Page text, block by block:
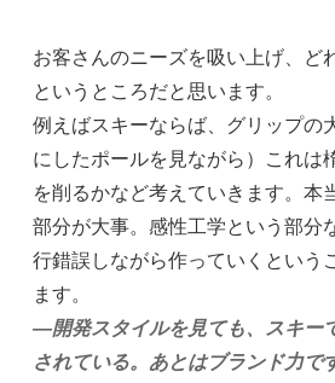
お客さんのニーズを吸い上げ、ど
というところだと思います。
例えばスキーならば、グリップの
にしたポールを見ながら）これは
を削るかなど考えていきます。本
部分が大事。感性工学という部分
行錯誤しながら作っていくという
ます。
―開発スタイルを見ても、スキー
されている。あとはブランド力で